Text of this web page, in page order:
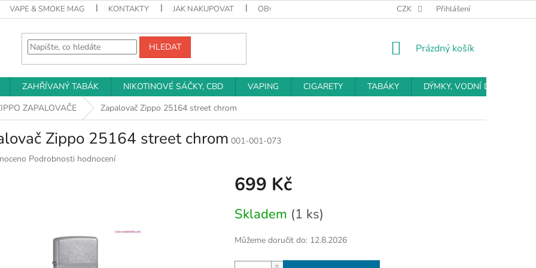
VAPE & SMOKE MAG KONTAKTY JAK NAKUPOVAT OBCHODNÍ PODMÍNKY PODMÍNKY OCHRANY OSOBNÍCH ÚDAJŮ
CZK Přihlášení
HLEDAT
NÁKUPNÍ
Prázdný košík
ZAHŘÍVANÝ TABÁK NIKOTINOVÉ SÁČKY, CBD VAPING CIGARETY TABÁKY
DÝMKY, VODNÍ DÝMKY
ZAPALOVAČE Zapalovač Zippo 25164 street chrom
Zippo 25164 street chrom 001-001-073
Podrobnosti hodnocení
699 Kč
cena:
Skladem (1 ks)
Můžeme doručit do: 12.8.2026